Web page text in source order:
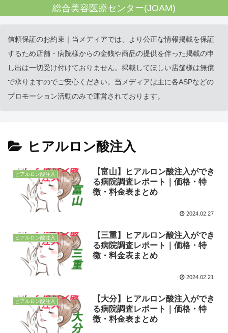
総合美容医療センター(JOAM)
信頼保証のお約束｜当メディアでは、より公正な情報掲載を保証
するため店舗・病院様からの金銭や商品の提供を伴った掲載の申
し出は一切受け付けておりません。掲載してほしい店舗様は無償
で承りますのでご安心ください。当メディアは主に各ASPなどの
プロモーション活動のみで運営されております。
ヒアルロン酸注入
ヒアルロン酸注入
【富山】ヒアルロン酸注入ができ
る病院調査レポート｜価格・特
徴・料金表まとめ
2024.02.27
ヒアルロン酸注入
【三重】ヒアルロン酸注入ができ
る病院調査レポート｜価格・特
徴・料金表まとめ
2024.02.21
ヒアルロン酸注入
【大分】ヒアルロン酸注入ができ
る病院調査レポート｜価格・特
徴・料金表まとめ